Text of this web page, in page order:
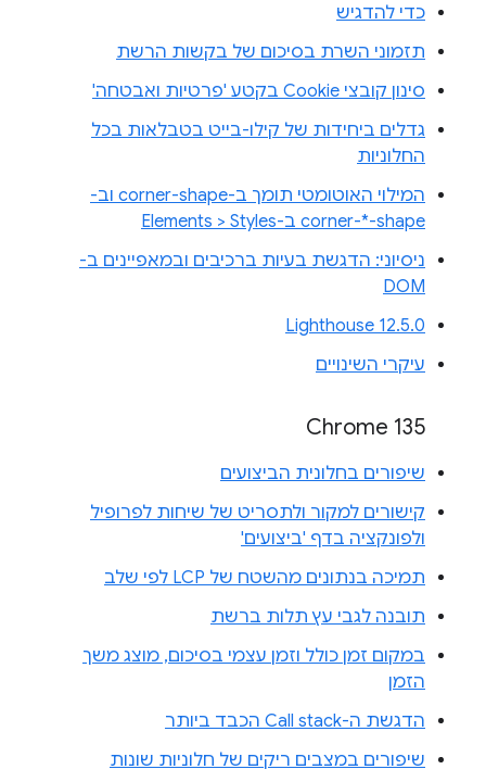
כדי להדגיש
תזמוני השרת בסיכום של בקשות הרשת
סינון קובצי Cookie בקטע 'פרטיות ואבטחה'
גדלים ביחידות של קילו-בייט בטבלאות בכל
החלוניות
המילוי האוטומטי תומך ב-corner-shape וב-
corner-*-shape ב-Elements > Styles
ניסיוני: הדגשת בעיות ברכיבים ובמאפיינים ב-
DOM
Lighthouse 12.5.0
עיקרי השינויים
Chrome 135
שיפורים בחלונית הביצועים
קישורים למקור ולתסריט של שיחות לפרופיל
ולפונקציה בדף 'ביצועים'
תמיכה בנתונים מהשטח של LCP לפי שלב
תובנה לגבי עץ תלות ברשת
במקום זמן כולל וזמן עצמי בסיכום, מוצג משך
הזמן
הדגשת ה-Call stack הכבד ביותר
שיפורים במצבים ריקים של חלוניות שונות